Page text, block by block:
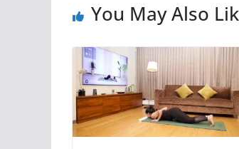
You May Also